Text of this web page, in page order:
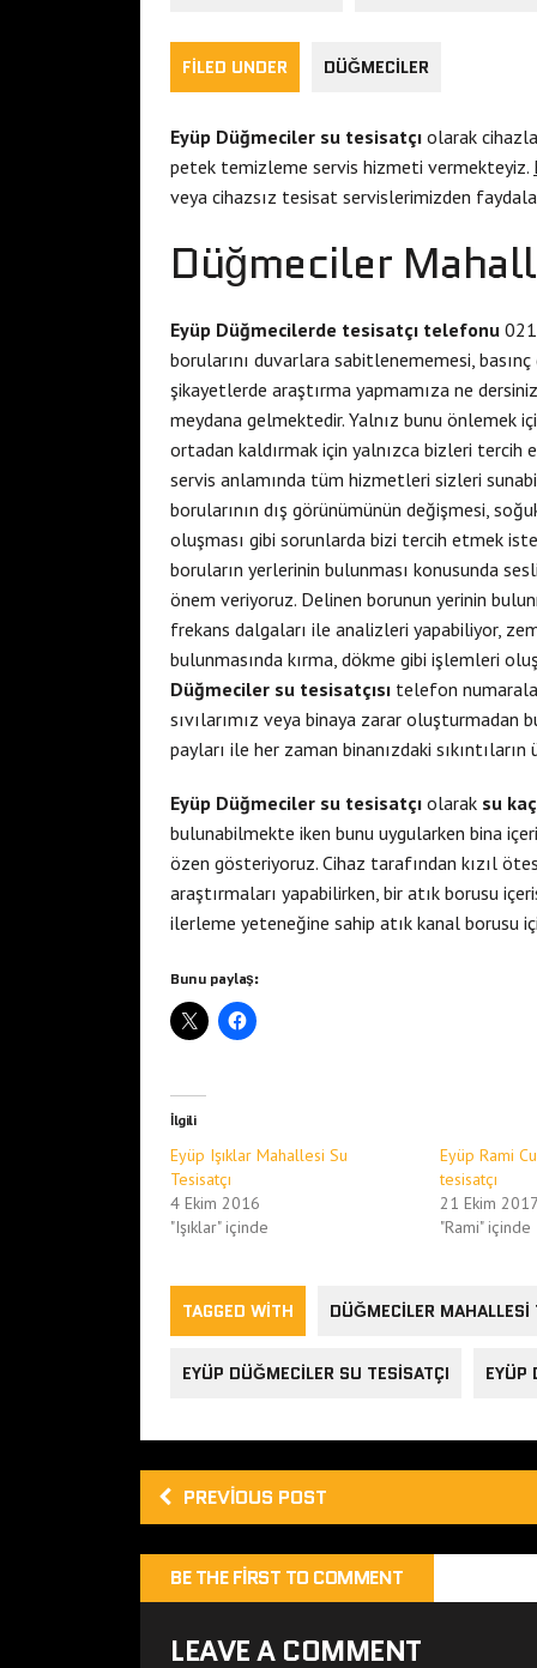
FILED UNDER DÜĞMECILER
Eyüp Düğmeciler su tesisatçı olarak
petek temizleme servis hizmeti vermekteyiz.
veya cihazsız tesisat servislerimizden
Düğmeciler
Eyüp Düğmecilerde tesisatçı telefonu
borularını duvarlara sabitlenememesi,
şikayetlerde araştırma yapmamıza ne
meydana gelmektedir. Yalnız bunu önlemek
ortadan kaldırmak için yalnızca bizleri
servis anlamında tüm hizmetleri sizleri
borularının dış görünümünün değişmesi,
oluşması gibi sorunlarda bizi tercih etmek
boruların yerlerinin bulunması konusunda
önem veriyoruz. Delinen borunun yerinin
frekans dalgaları ile analizleri yapabiliyor,
bulunmasında kırma, dökme gibi işlemleri
Düğmeciler su tesisatçısı telefon
sıvılarımız veya binaya zarar oluşturmadan
payları ile her zaman binanızdaki
Eyüp Düğmeciler su tesisatçı olarak su
bulunabilmekte iken bunu uygularken bina
özen gösteriyoruz. Cihaz tarafından kızıl
araştırmaları yapabilirken, bir atık borusu
ilerleme yeteneğine sahip atık kanal borusu
Bunu paylaş:
İlgili
Eyüp Işıklar Mahallesi Su
Tesisatçı
4 Ekim 2016
"Işıklar" içinde
Eyüp Rami
tesisatçı
21 Ekim 2017
"Rami" içinde
TAGGED WITH DÜĞMECILER MAHALLESI
EYÜP DÜĞMECILER SU TESISATÇI EYÜP
PREVIOUS POST
BE THE FIRST TO COMMENT
LEAVE A COMMENT